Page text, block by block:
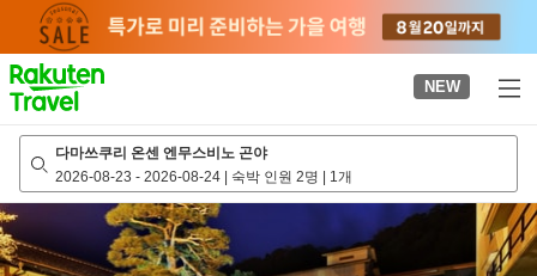
page
NEW
다마쓰쿠리 온센 엔무스비노 곤야
2026-08-23 - 2026-08-24 | 숙박 인원 2명 | 1개